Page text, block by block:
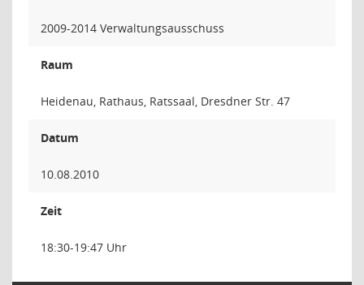
2009-2014 Verwaltungsausschuss
Raum
Heidenau, Rathaus, Ratssaal, Dresdner Str. 47
Datum
10.08.2010
Zeit
18:30-19:47 Uhr